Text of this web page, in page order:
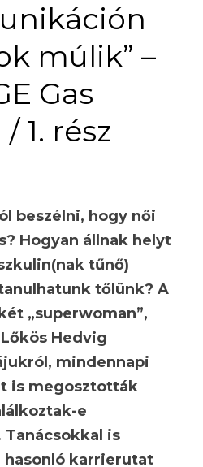
múlik” –
Gas
1. rész
beszélni, hogy női
Hogyan állnak helyt
tűnő)
tőlünk? A
„superwoman”,
Hedvig
mindennapi
is megosztották
e
is
hasonló karrierutat